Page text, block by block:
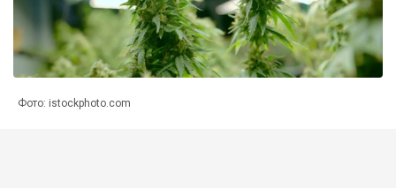
Фото: istockphoto.com